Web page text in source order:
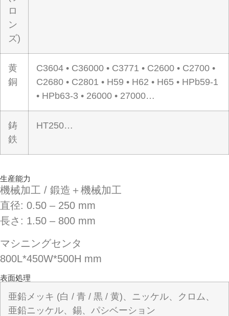
ロ
ン
ズ)
黄
銅
C3604 • C36000 • C3771 • C2600 • C2700 •
C2680 • C2801 • H59 • H62 • H65 • HPb59-1
• HPb63-3 • 26000 • 27000…
鋳
鉄
HT250…
生産能力
機械加工 / 鍛造＋機械加工
直径: 0.50 – 250 mm
長さ: 1.50 – 800 mm
マシニングセンタ
800L*450W*500H mm
表面処理
亜鉛メッキ (白 / 青 / 黒 / 黄)、ニッケル、クロム、
亜鉛ニッケル、錫、パシベーション